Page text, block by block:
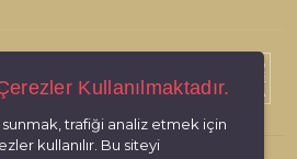
Tüm hakları saklıdır.
Kullanılmaktadır.
trafiği analiz etmek için
kullanılır. Bu siteyi